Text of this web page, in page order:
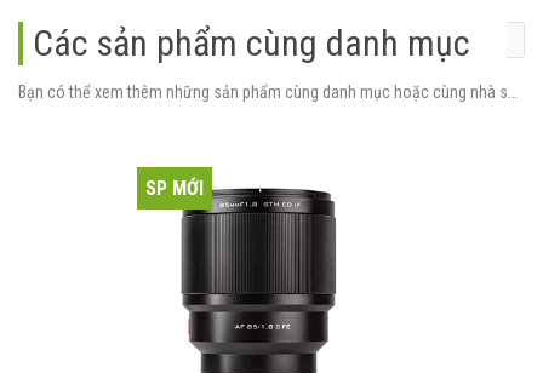
Các sản phẩm cùng danh mục
SP MỚI